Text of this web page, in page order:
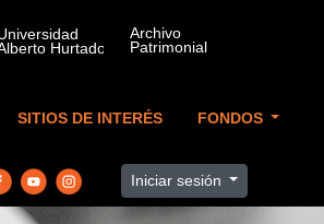
SITIOS DE INTERÉS FONDOS
Iniciar sesión